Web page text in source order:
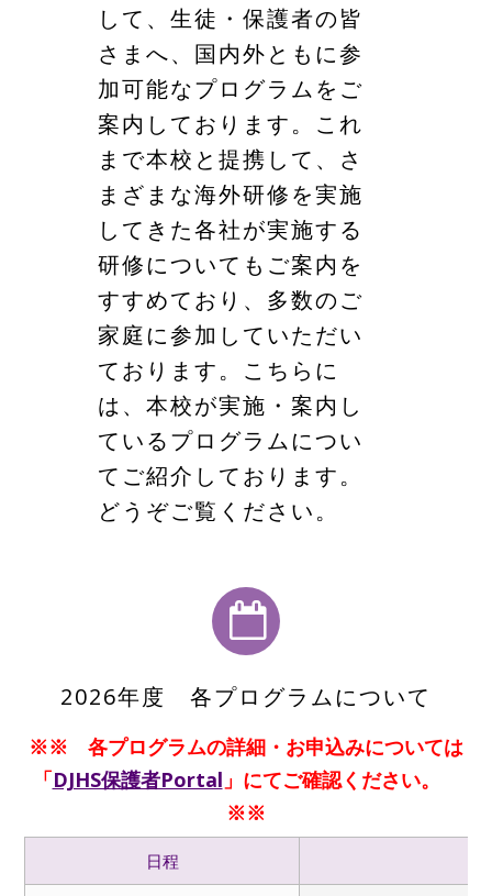
して、生徒・保護者の皆
さまへ、国内外ともに参
加可能なプログラムをご
案内しております。これ
まで本校と提携して、さ
まざまな海外研修を実施
してきた各社が実施する
研修についてもご案内を
すすめており、多数のご
家庭に参加していただい
ております。こちらに
は、本校が実施・案内し
ているプログラムについ
てご紹介しております。
どうぞご覧ください。
2026年度 各プログラムについて
※※ 各プログラムの詳細・お申込みについては
「DJHS保護者Portal 」にてご確認ください。
※※
日程